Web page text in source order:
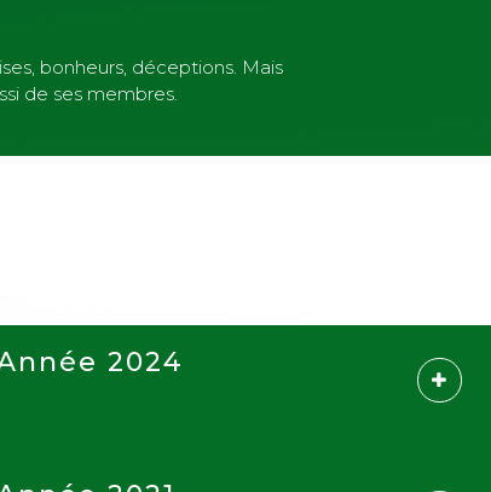
bonheurs, déceptions. Mais
de ses membres.
2024